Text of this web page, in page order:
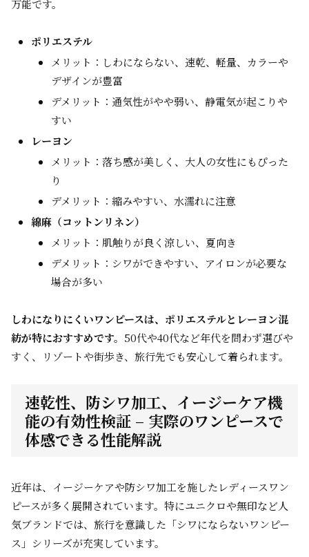
万能です。
ポリエステル
メリット：しわにならない、速乾、軽量、カラーや
デザインが豊富
デメリット：通気性がやや弱い、静電気が起こりや
すい
レーヨン
メリット：落ち感が美しく、大人の女性にもぴった
り
デメリット：縮みやすい、水濡れに注意
綿麻（コットンリネン）
メリット：肌触りが良く涼しい、夏向き
デメリット：シワができやすい、アイロンが必要な
場合が多い
しわになりにくいワンピースは、ポリエステルとレーヨン混
紡が特におすすめです。 50代や40代など年代を問わず選びや
すく、リゾートや街歩き、旅行先でも安心して着られます。
速乾性、防シワ加工、イージーケア機
能の有効性検証 – 実際のワンピースで
体感できる性能解説
近年は、イージーケアや防シワ加工を施したレディースワン
ピースが多く展開されています。特にユニクロや無印など人
気ブランドでは、旅行を意識した「シワにならないワンピー
ス」シリーズが充実しています。